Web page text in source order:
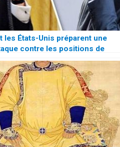
les États-Unis préparent une
contre les positions de